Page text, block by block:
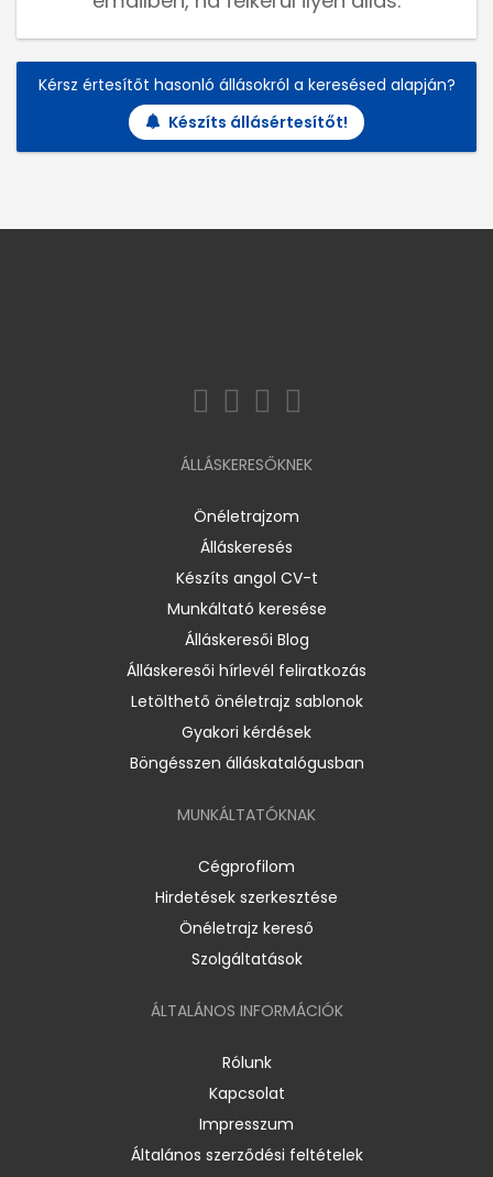
Kérsz értesítőt hasonló állásokról a keresésed alapján?
Készíts állásértesítőt!
ÁLLÁSKERESŐKNEK
Önéletrajzom
Álláskeresés
Készíts angol CV-t
Munkáltató keresése
Álláskeresői Blog
Álláskeresői hírlevél feliratkozás
Letölthető önéletrajz sablonok
Gyakori kérdések
Böngésszen álláskatalógusban
MUNKÁLTATÓKNAK
Cégprofilom
Hirdetések szerkesztése
Önéletrajz kereső
Szolgáltatások
ÁLTALÁNOS INFORMÁCIÓK
Rólunk
Kapcsolat
Impresszum
Általános szerződési feltételek